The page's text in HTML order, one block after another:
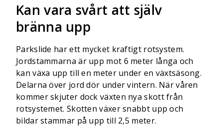
Kan vara svårt att själv
bränna upp
Parkslide har ett mycket kraftigt rotsystem.
Jordstammarna är upp mot 6 meter långa och
kan växa upp till en meter under en växtsäsong.
Delarna över jord dör under vintern. När våren
kommer skjuter dock växten nya skott från
rotsystemet. Skotten växer snabbt upp och
bildar stammar på upp till 2,5 meter.